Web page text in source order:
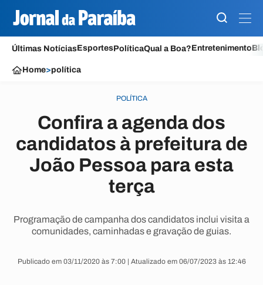
Últimas NotíciasEsportesPolíticaQual a Boa?Entretenimento
Home>política
POLÍTICA
Confira a agenda dos
candidatos à prefeitura de
João Pessoa para esta
terça
Programação de campanha dos candidatos inclui visita a
comunidades, caminhadas e gravação de guias.
Publicado em 03/11/2020 às 7:00 | Atualizado em 06/07/2023 às 12:46